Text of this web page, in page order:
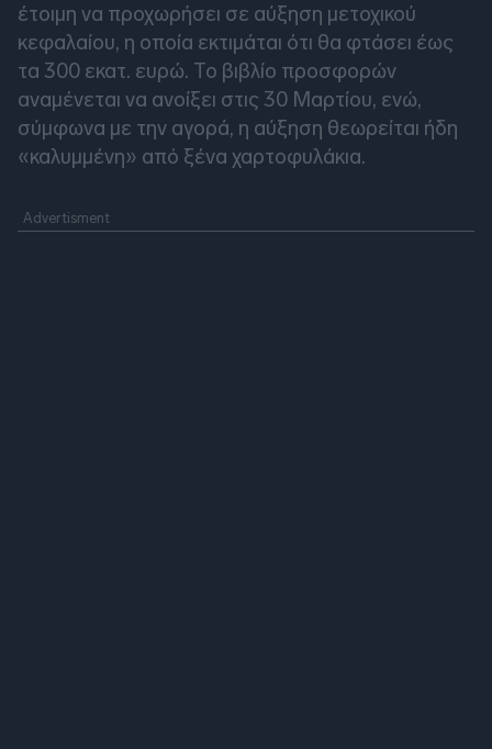
έτοιμη να προχωρήσει σε αύξηση μετοχικού
κεφαλαίου, η οποία εκτιμάται ότι θα φτάσει έως
τα 300 εκατ. ευρώ. Το βιβλίο προσφορών
αναμένεται να ανοίξει στις 30 Μαρτίου, ενώ,
σύμφωνα με την αγορά, η αύξηση θεωρείται ήδη
«καλυμμένη» από ξένα χαρτοφυλάκια.